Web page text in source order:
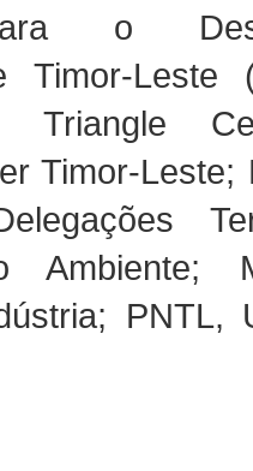
o
Timor-Leste
Triangle
Timor-Leste;
PNTL,